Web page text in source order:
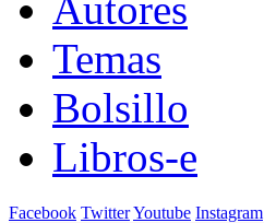
Temas
Bolsillo
Libros-e
Facebook TwitterYoutube Instagram